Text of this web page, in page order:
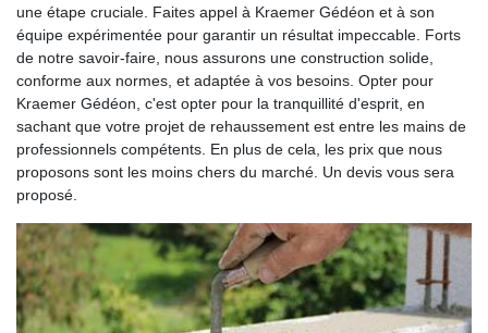
une étape cruciale. Faites appel à Kraemer Gédéon et à son
équipe expérimentée pour garantir un résultat impeccable. Forts
de notre savoir-faire, nous assurons une construction solide,
conforme aux normes, et adaptée à vos besoins. Opter pour
Kraemer Gédéon, c'est opter pour la tranquillité d'esprit, en
sachant que votre projet de rehaussement est entre les mains de
professionnels compétents. En plus de cela, les prix que nous
proposons sont les moins chers du marché. Un devis vous sera
proposé.